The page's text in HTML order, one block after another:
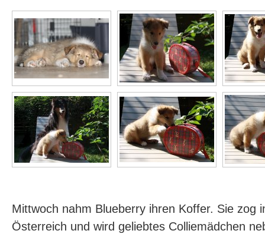
Mittwoch nahm Blueberry ihren Koffer. Sie zog
Österreich und wird geliebtes Colliemädchen